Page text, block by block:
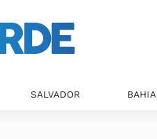
SALVADOR BAHIA